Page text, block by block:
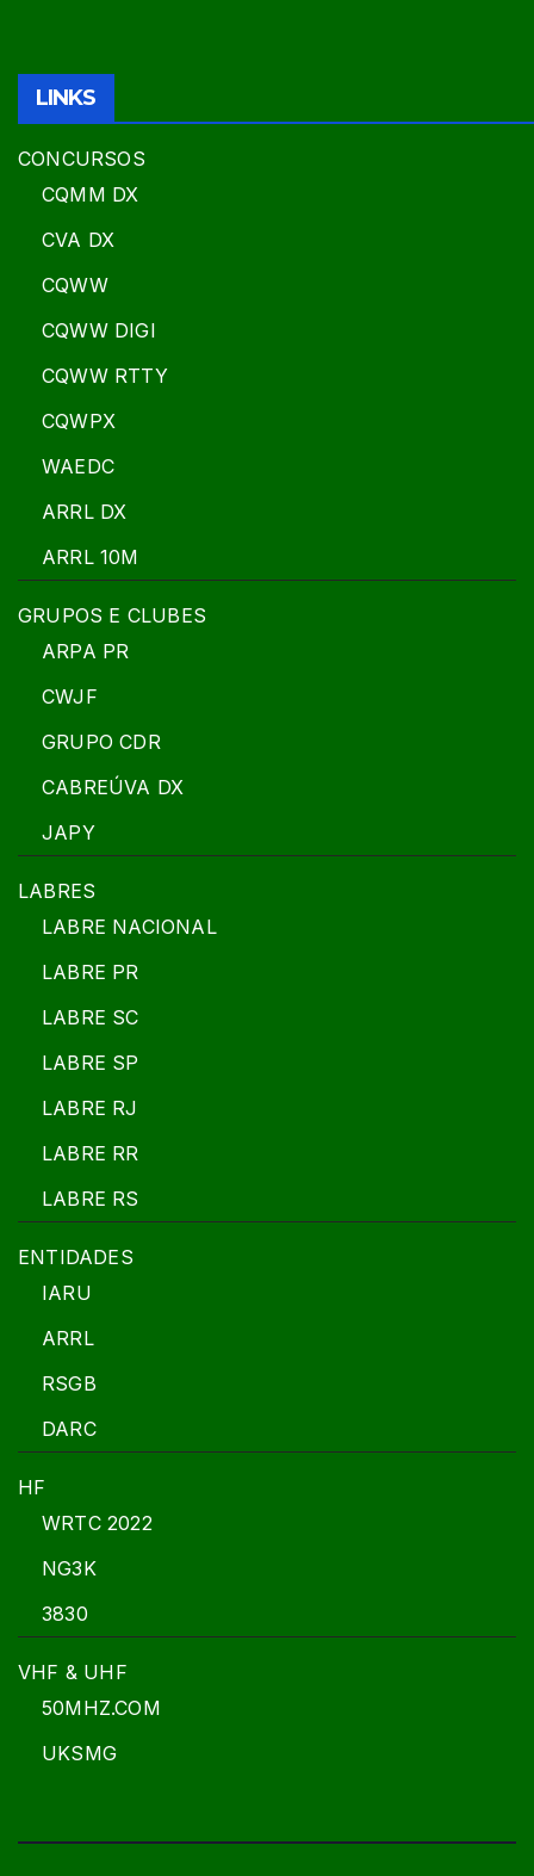
LINKS
CONCURSOS
CQMM DX
CVA DX
CQWW
CQWW DIGI
CQWW RTTY
CQWPX
WAEDC
ARRL DX
ARRL 10M
GRUPOS E CLUBES
ARPA PR
CWJF
GRUPO CDR
CABREÚVA DX
JAPY
LABRES
LABRE NACIONAL
LABRE PR
LABRE SC
LABRE SP
LABRE RJ
LABRE RR
LABRE RS
ENTIDADES
IARU
ARRL
RSGB
DARC
HF
WRTC 2022
NG3K
3830
VHF & UHF
50MHZ.COM
UKSMG